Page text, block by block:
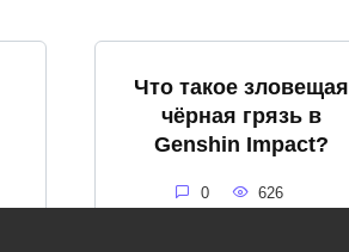
Что такое зловещая
чёрная грязь в
Genshin Impact?
0 626